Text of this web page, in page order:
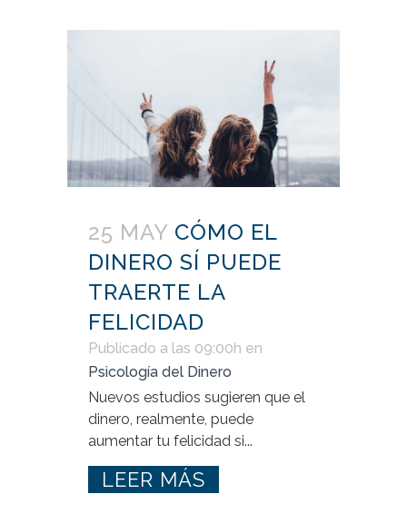
25 MAY CÓMO EL
DINERO SÍ PUEDE
TRAERTE LA
FELICIDAD
Publicado a las 09:00h en
Psicología del Dinero
Nuevos estudios sugieren que el
dinero, realmente, puede
aumentar tu felicidad si...
LEER MÁS